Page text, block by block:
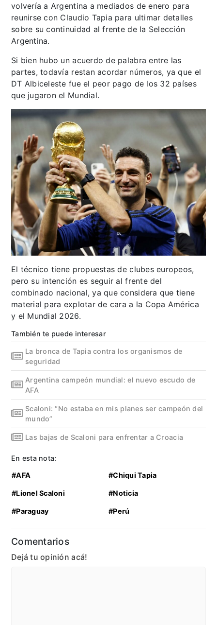
volvería a Argentina a mediados de enero para
reunirse con Claudio Tapia para ultimar detalles
sobre su continuidad al frente de la Selección
Argentina.
Si bien hubo un acuerdo de palabra entre las
partes, todavía restan acordar números, ya que el
DT Albiceleste fue el peor pago de los 32 países
que jugaron el Mundial.
El técnico tiene propuestas de clubes europeos,
pero su intención es seguir al frente del
combinado nacional, ya que considera que tiene
material para explotar de cara a la Copa América
y el Mundial 2026.
También te puede interesar
La bronca de Tapia contra los organismos de
seguridad
Argentina campeón mundial: el nuevo escudo de
AFA
Scaloni: “No estaba en mis planes ser campeón del
mundo”
Las bajas de Scaloni para enfrentar a Croacia
En esta nota:
#AFA #Chiqui Tapia
#Lionel Scaloni #Noticia
#Paraguay #Perú
Comentarios
Dejá tu opinión acá!